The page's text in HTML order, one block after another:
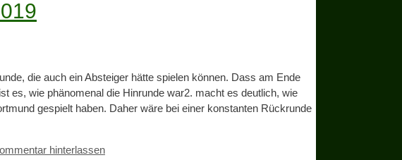
die auch ein Absteiger hätte spielen können. Dass am Ende
es, wie phänomenal die Hinrunde war2. macht es deutlich, wie
gespielt haben. Daher wäre bei einer konstanten Rückrunde
hinterlassen